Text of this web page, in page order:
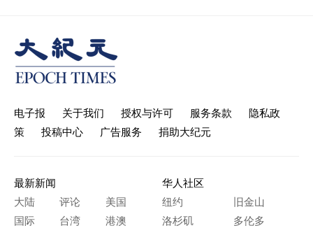
电子报 关于我们 授权与许可 服务条款
隐私政
策
投稿中心 广告服务 捐助大纪元
最新新闻
大陆
评论
美国
国际
台湾
港澳
华人社区
纽约
旧金山
洛杉矶
多伦多